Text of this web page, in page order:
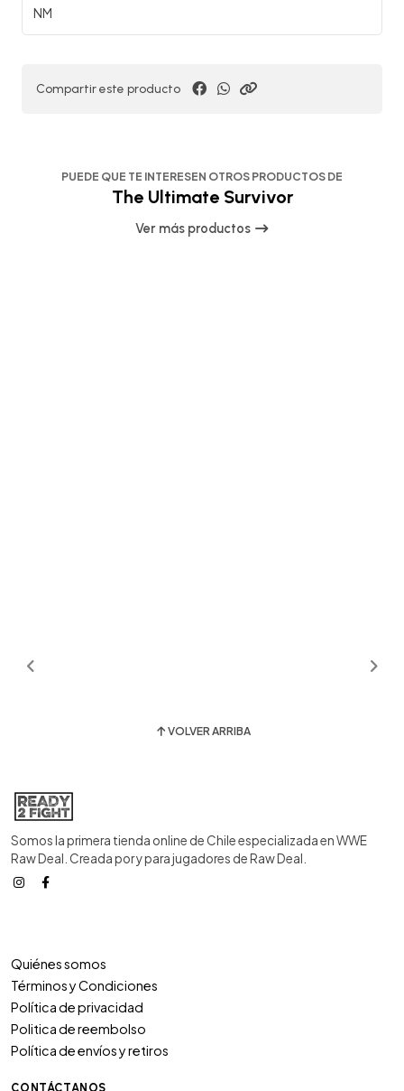
NM
Compartir este producto
PUEDE QUE TE INTERESEN OTROS PRODUCTOS DE
The Ultimate Survivor
Ver más productos
VOLVER ARRIBA
Somos la primera tienda online de Chile especializada en WWE
Raw Deal. Creada por y para jugadores de Raw Deal.
Quiénes somos
Términos y Condiciones
Política de privacidad
Politica de reembolso
Política de envíos y retiros
CONTÁCTANOS